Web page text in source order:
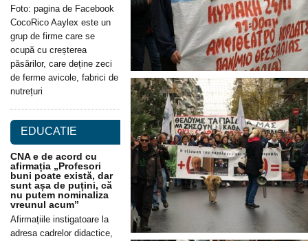
Foto: pagina de Facebook
CocoRico Aaylex este un
grup de firme care se
ocupă cu creșterea
păsărilor, care deține zeci
de ferme avicole, fabrici de
nutrețuri
EDUCATIE
CNA e de acord cu
afirmația „Profesori
buni poate există, dar
sunt așa de puțini, că
nu putem nominaliza
vreunul acum”
Afirmațiile instigatoare la
adresa cadrelor didactice,